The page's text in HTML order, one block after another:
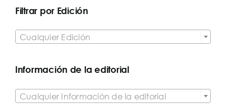
Filtrar por Edición
Cualquier Edición
Información de la editorial
Cualquier Información de la editorial